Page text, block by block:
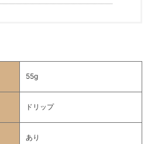
55g
ドリップ
あり